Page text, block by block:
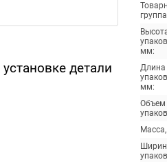
детали
мм:
Длина
мм:
Объем
Масса,